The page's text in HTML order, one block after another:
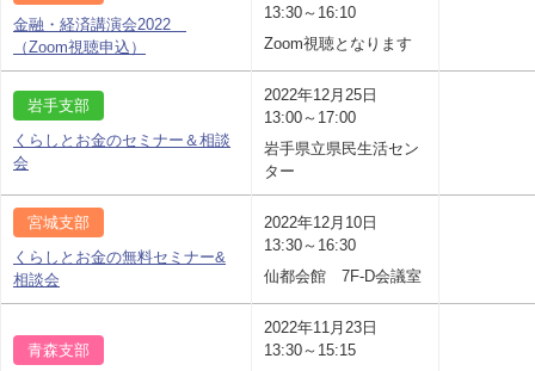
金融・経済講演会2022
（Zoom視聴申込）
13:30～16:10
Zoom視聴となります
岩手支部
くらしとお金のセミナー＆相談
会
2022年12月25日
13:00～17:00
岩手県立県民生活セン
ター
宮城支部
くらしとお金の無料セミナー&
相談会
2022年12月10日
13:30～16:30
仙都会館 7F-D会議室
青森支部
2022年11月23日
13:30～15:15